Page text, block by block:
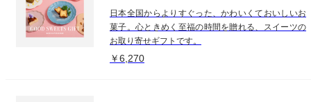
日本全国からよりすぐった、かわいくておいしいお
菓子。心ときめく至福の時間を贈れる、スイーツの
お取り寄せギフトです。
￥6,270